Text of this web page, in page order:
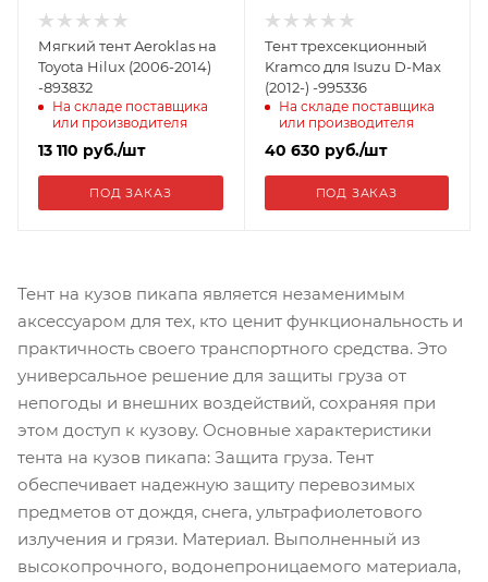
Мягкий тент Aeroklas на
Toyota Hilux (2006-2014)
-893832
На складе поставщика
или производителя
13 110 руб./шт
ПОД ЗАКАЗ
Тент трехсекционный
Kramco для Isuzu D-Max
(2012-) -995336
На складе поставщика
или производителя
40 630 руб./шт
ПОД ЗАКАЗ
Тент на кузов пикапа является незаменимым
аксессуаром для тех, кто ценит функциональность и
практичность своего транспортного средства. Это
универсальное решение для защиты груза от
непогоды и внешних воздействий, сохраняя при
этом доступ к кузову. Основные характеристики
тента на кузов пикапа: Защита груза. Тент
обеспечивает надежную защиту перевозимых
предметов от дождя, снега, ультрафиолетового
излучения и грязи. Материал. Выполненный из
высокопрочного, водонепроницаемого материала,